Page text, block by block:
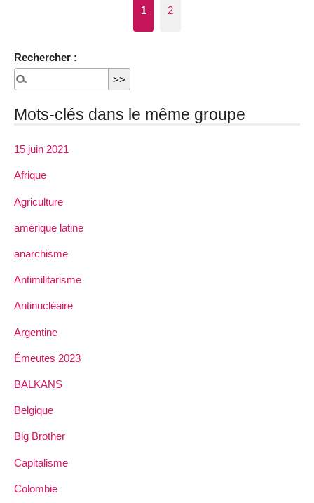
1 2
Rechercher :
Mots-clés dans le même groupe
15 juin 2021
Afrique
Agriculture
amérique latine
anarchisme
Antimilitarisme
Antinucléaire
Argentine
Émeutes 2023
BALKANS
Belgique
Big Brother
Capitalisme
Colombie